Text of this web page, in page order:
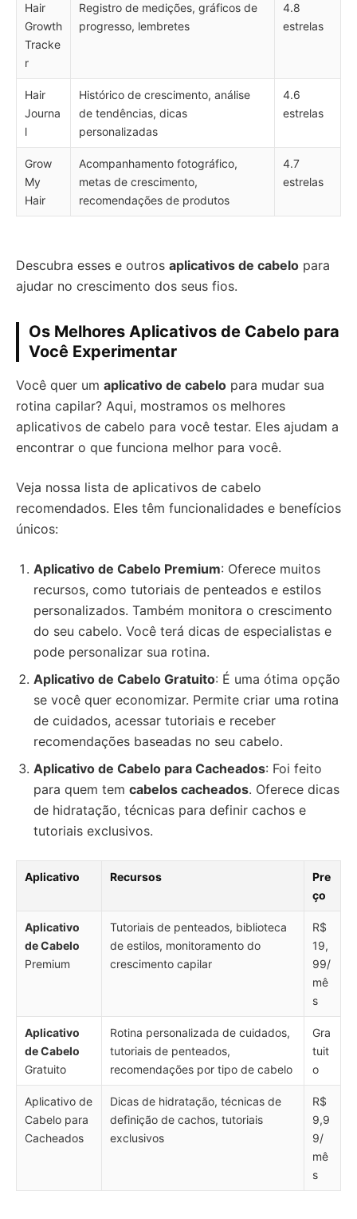
Hair
Growth
Tracke
r
Registro de medições, gráficos de
progresso, lembretes
4.8
estrelas
Hair
Journa
l
Histórico de crescimento, análise
de tendências, dicas
personalizadas
4.6
estrelas
Grow
My
Hair
Acompanhamento fotográfico,
metas de crescimento,
recomendações de produtos
4.7
estrelas
Descubra esses e outros aplicativos de cabelo para
ajudar no crescimento dos seus fios.
Os Melhores Aplicativos de Cabelo para
Você Experimentar
Você quer um aplicativo de cabelo para mudar sua
rotina capilar? Aqui, mostramos os melhores
aplicativos de cabelo para você testar. Eles ajudam a
encontrar o que funciona melhor para você.
Veja nossa lista de aplicativos de cabelo
recomendados. Eles têm funcionalidades e benefícios
únicos:
Aplicativo de Cabelo Premium: Oferece muitos
recursos, como tutoriais de penteados e estilos
personalizados. Também monitora o crescimento
do seu cabelo. Você terá dicas de especialistas e
pode personalizar sua rotina.
Aplicativo de Cabelo Gratuito: É uma ótima opção
se você quer economizar. Permite criar uma rotina
de cuidados, acessar tutoriais e receber
recomendações baseadas no seu cabelo.
Aplicativo de Cabelo para Cacheados: Foi feito
para quem tem cabelos cacheados. Oferece dicas
de hidratação, técnicas para definir cachos e
tutoriais exclusivos.
Aplicativo Recursos
Pre
ço
Aplicativo
de Cabelo
Premium
Tutoriais de penteados, biblioteca
de estilos, monitoramento do
crescimento capilar
R$
19,
99/
mê
s
Aplicativo
de Cabelo
Gratuito
Rotina personalizada de cuidados,
tutoriais de penteados,
recomendações por tipo de cabelo
Gra
tuit
o
Aplicativo de
Cabelo para
Cacheados
Dicas de hidratação, técnicas de
definição de cachos, tutoriais
exclusivos
R$
9,9
9/
mê
s